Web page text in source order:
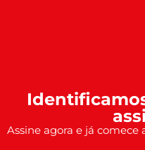
Assine agora e já comece